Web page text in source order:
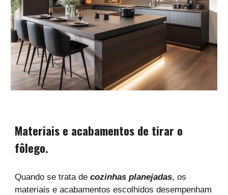
Materiais e acabamentos de tirar o
fôlego.
Quando se trata decozinhas planejadas, os
materiais e acabamentos escolhidos desempenham